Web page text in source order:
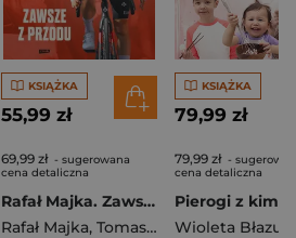
KSIĄŻKA
55,99 zł
69,99 zł - sugerowana
cena detaliczna
Rafał Majka. Zawsze z przodu. Rozmawia Tomasz Kalemba - książka z autografem
Rafał Majka, Tomasz Kalemba
KSIĄŻKA
79,99 zł
79,99 zł -
cena detaliczna
Wioleta